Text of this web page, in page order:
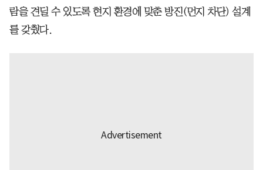
람을 견딜 수 있도록 현지 환경에 맞춘 방진(먼지 차단) 설계
를 갖췄다.